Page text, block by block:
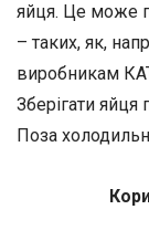
яйця. Це може
– таких, як,
виробникам
Зберігати
Поза